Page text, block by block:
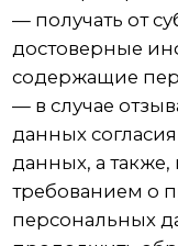
— исполнять иные
предусмотренные
данных.
персональных данных
4.1. Субъекты
— получать
обработки его
исключением случаев,